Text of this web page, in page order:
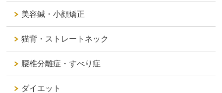
美容鍼・小顔矯正
猫背・ストレートネック
腰椎分離症・すべり症
ダイエット